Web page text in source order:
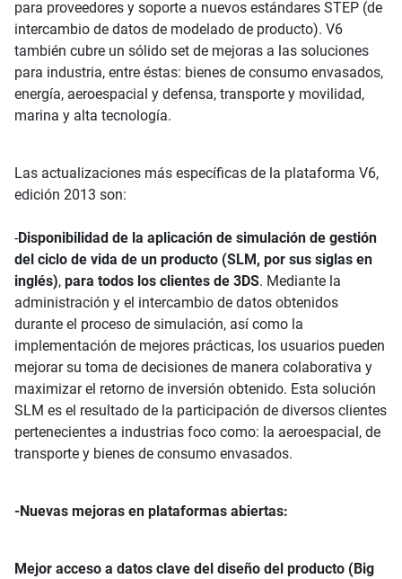
para proveedores y soporte a nuevos estándares STEP (de
intercambio de datos de modelado de producto). V6
también cubre un sólido set de mejoras a las soluciones
para industria, entre éstas: bienes de consumo envasados,
energía, aeroespacial y defensa, transporte y movilidad,
marina y alta tecnología.
Las actualizaciones más específicas de la plataforma V6,
edición 2013 son:
-Disponibilidad de la aplicación de simulación de gestión
del ciclo de vida de un producto (SLM, por sus siglas en
inglés), para todos los clientes de 3DS. Mediante la
administración y el intercambio de datos obtenidos
durante el proceso de simulación, así como la
implementación de mejores prácticas, los usuarios pueden
mejorar su toma de decisiones de manera colaborativa y
maximizar el retorno de inversión obtenido. Esta solución
SLM es el resultado de la participación de diversos clientes
pertenecientes a industrias foco como: la aeroespacial, de
transporte y bienes de consumo envasados.
-Nuevas mejoras en plataformas abiertas:
Mejor acceso a datos clave del diseño del producto (Big